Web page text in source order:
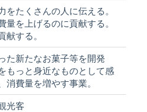
をたくさんの人に伝える。
量を上げるのに貢献する。
献する。
た新たなお菓子等を開発
もっと身近なものとして感
消費量を増やす事業。
光客